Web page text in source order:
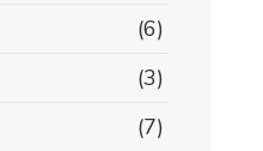
(6)
(3)
(7)